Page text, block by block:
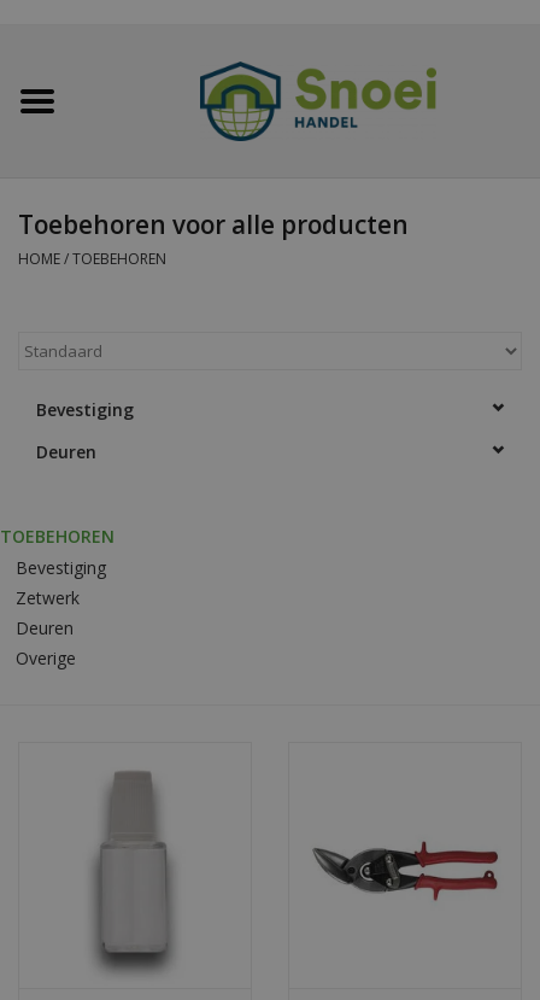
Home
Damwandplaten
Felsplaten
Bouwpakketten
Toebehoren
Toebehoren voor alle producten
HOME/TOEBEHOREN
Bevestiging
Deuren
TOEBEHOREN
Bevestiging
Zetwerk
Deuren
Overige